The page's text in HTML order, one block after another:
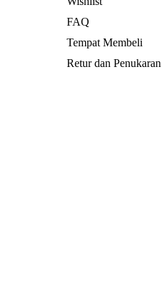
FAQ
Tempat Membeli
Retur dan Penukaran